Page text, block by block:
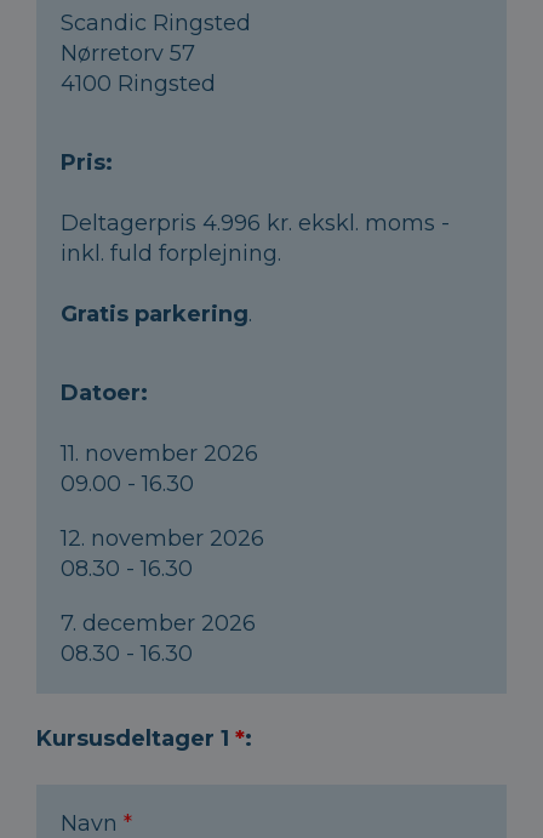
Scandic Ringsted
Nørretorv 57
4100 Ringsted
Pris:
Deltagerpris 4.996 kr. ekskl. moms -
inkl. fuld forplejning.
Gratis parkering.
Datoer:
11. november 2026
09.00 - 16.30
12. november 2026
08.30 - 16.30
7. december 2026
08.30 - 16.30
Kursusdeltager 1 *:
Navn *